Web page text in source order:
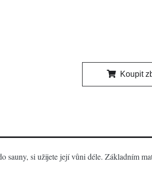
Koupit
sauny, si užijete její vůni déle. Základním